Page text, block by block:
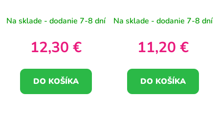
Na sklade - dodanie 7-8 dní
12,30 €
DO KOŠÍKA
Na sklade - dodanie 7-8 dní
11,20 €
DO KOŠÍKA